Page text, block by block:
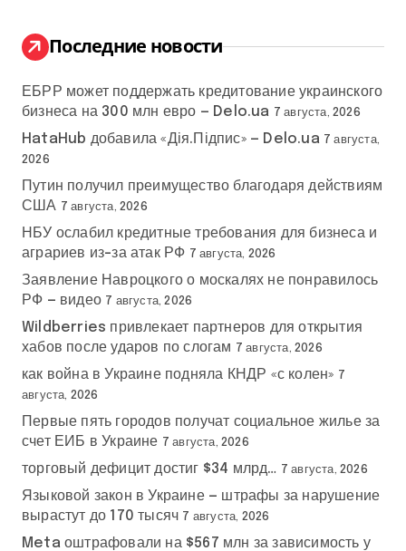
:
Последние новости
ЕБРР может поддержать кредитование украинского
бизнеса на 300 млн евро — Delo.ua 7 августа, 2026
HataHub добавила «Дія.Підпис» — Delo.ua 7 августа,
2026
Путин получил преимущество благодаря действиям
США 7 августа, 2026
НБУ ослабил кредитные требования для бизнеса и
аграриев из-за атак РФ 7 августа, 2026
Заявление Навроцкого о москалях не понравилось
РФ — видео 7 августа, 2026
Wildberries привлекает партнеров для открытия
хабов после ударов по слогам 7 августа, 2026
как война в Украине подняла КНДР «с колен» 7
августа, 2026
Первые пять городов получат социальное жилье за
счет ЕИБ в Украине 7 августа, 2026
торговый дефицит достиг $34 млрд… 7 августа, 2026
Языковой закон в Украине — штрафы за нарушение
вырастут до 170 тысяч 7 августа, 2026
Meta оштрафовали на $567 млн за зависимость у